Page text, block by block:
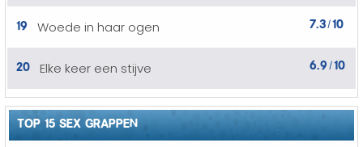
19 Woede in haar ogen 7.3/10
20 Elke keer een stijve 6.9 /10
TOP 15 SEX GRAPPEN